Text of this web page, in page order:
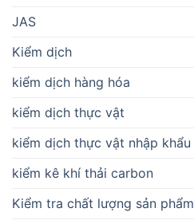
JAS
Kiểm dịch
kiểm dịch hàng hóa
kiểm dịch thực vật
kiểm dịch thực vật nhập khẩu
kiểm kê khí thải carbon
Kiểm tra chất lượng sản phẩm